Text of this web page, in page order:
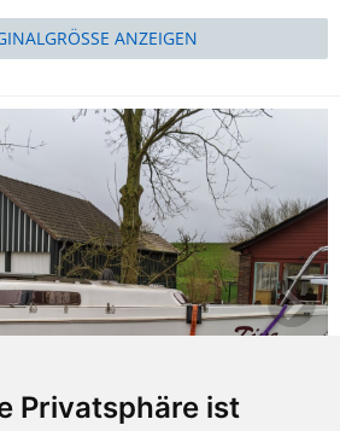
Privatsphäre ist
ANZEIGEN